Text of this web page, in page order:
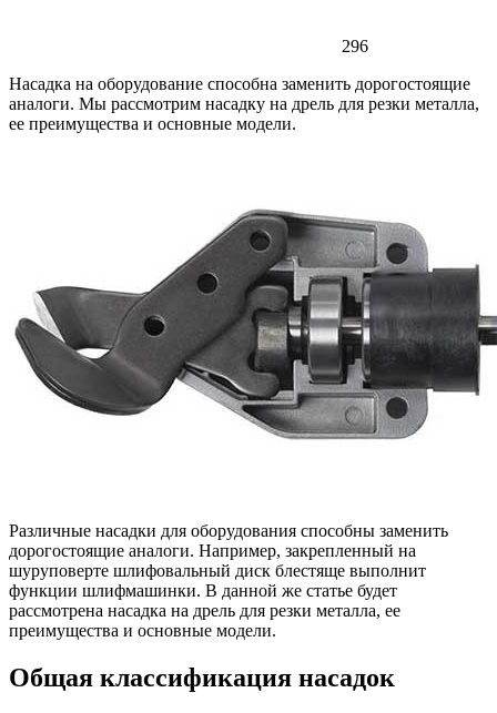
296
Насадка на оборудование способна заменить дорогостоящие
аналоги. Мы рассмотрим насадку на дрель для резки металла,
ее преимущества и основные модели.
Различные насадки для оборудования способны заменить
дорогостоящие аналоги. Например, закрепленный на
шуруповерте шлифовальный диск блестяще выполнит
функции шлифмашинки. В данной же статье будет
рассмотрена насадка на дрель для резки металла, ее
преимущества и основные модели.
Общая классификация насадок